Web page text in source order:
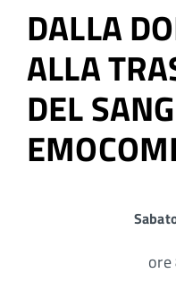
DALLA
ALLA
DEL